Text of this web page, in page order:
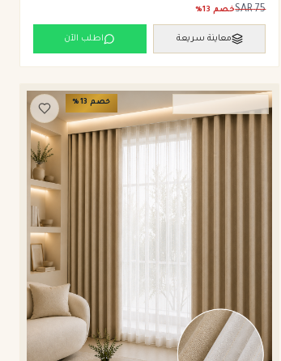
75
SARخصم 13
%
معاينة سريعة اطلب الآن
خصم 13
%